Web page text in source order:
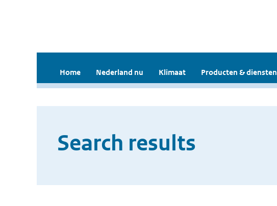
Home Nederland nu Klimaat Producten & diensten
Search results